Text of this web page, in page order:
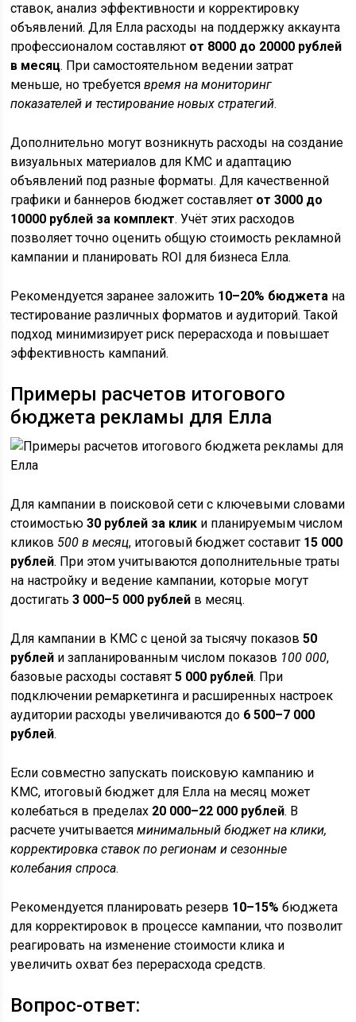
ставок, анализ эффективности и корректировку
объявлений. Для Елла расходы на поддержку аккаунта
профессионалом составляют от 8000 до 20000 рублей
в месяц. При самостоятельном ведении затрат
меньше, но требуетсявремя на мониторинг
показателей и тестирование новых стратегий.
Дополнительно могут возникнуть расходы на создание
визуальных материалов для КМС и адаптацию
объявлений под разные форматы. Для качественной
графики и баннеров бюджет составляет от 3000 до
10000 рублей за комплект. Учёт этих расходов
позволяет точно оценить общую стоимость рекламной
кампании и планировать ROI для бизнеса Елла.
Рекомендуется заранее заложить 10–20% бюджета на
тестирование различных форматов и аудиторий. Такой
подход минимизирует риск перерасхода и повышает
эффективность кампаний.
Примеры расчетов итогового
бюджета рекламы для Елла
Для кампании в поисковой сети с ключевыми словами
стоимостью30 рублей за клик и планируемым числом
кликов 500 в месяц, итоговый бюджет составит 15 000
рублей. При этом учитываются дополнительные траты
на настройку и ведение кампании, которые могут
достигать3 000–5 000 рублей в месяц.
Для кампании в КМС с ценой за тысячу показов50
рублей и запланированным числом показов 100 000,
базовые расходы составят5 000 рублей. При
подключении ремаркетинга и расширенных настроек
аудитории расходы увеличиваются до 6 500–7 000
рублей.
Если совместно запускать поисковую кампанию и
КМС, итоговый бюджет для Елла на месяц может
колебаться в пределах 20 000–22 000 рублей. В
расчете учитываетсяминимальный бюджет на клики,
корректировка ставок по регионам и сезонные
колебания спроса.
Рекомендуется планировать резерв 10–15% бюджета
для корректировок в процессе кампании, что позволит
реагировать на изменение стоимости клика и
увеличить охват без перерасхода средств.
Вопрос-ответ: